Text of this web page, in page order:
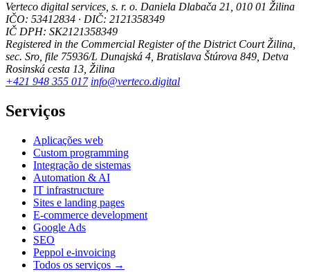
Verteco digital services, s. r. o. Daniela Dlabača 21, 010 01 Žilina
IČO: 53412834 · DIČ: 2121358349
IČ DPH: SK2121358349
Registered in the Commercial Register of the District Court Žilina,
sec. Sro, file 75936/L Dunajská 4, Bratislava Štúrova 849, Detva
Rosinská cesta 13, Žilina
+421 948 355 017 info@verteco.digital
Serviços
Aplicações web
Custom programming
Integração de sistemas
Automation & AI
IT infrastructure
Sites e landing pages
E-commerce development
Google Ads
SEO
Peppol e-invoicing
Todos os serviços →